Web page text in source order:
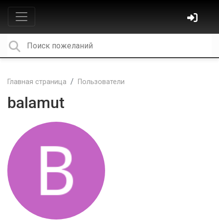
Главная страница Пользователи
balamut